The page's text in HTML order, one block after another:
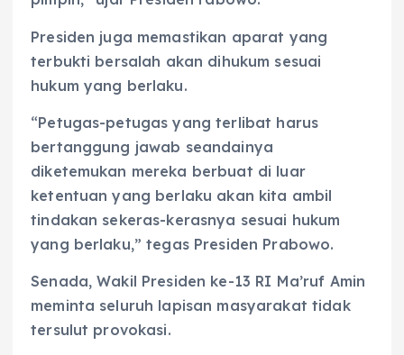
Presiden juga memastikan aparat yang
terbukti bersalah akan dihukum sesuai
hukum yang berlaku.
“Petugas-petugas yang terlibat harus
bertanggung jawab seandainya
diketemukan mereka berbuat di luar
ketentuan yang berlaku akan kita ambil
tindakan sekeras-kerasnya sesuai hukum
yang berlaku,” tegas Presiden Prabowo.
Senada, Wakil Presiden ke-13 RI Ma’ruf Amin
meminta seluruh lapisan masyarakat tidak
tersulut provokasi.